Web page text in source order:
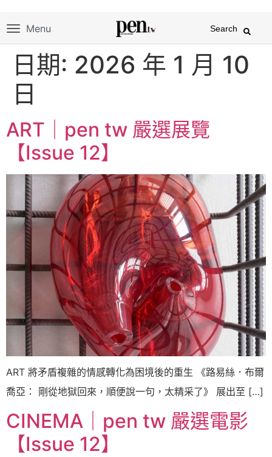
Menu Search
日期: 2026 年 1 月 10
日
ART｜pen tw 嚴選展覽
【Issue 12】
ART 將矛盾複雜的情感轉化為困境後的重生 《路易絲．布爾
喬亞： 剛從地獄回來，順便說一句，太精采了》 展出至 […]
CINEMA｜pen tw 嚴選電影
【Issue 12】